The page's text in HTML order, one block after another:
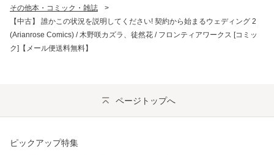
その他本・コミック・雑誌
>
【中古】 誰かこの状況を説明してください! 契約から始まるウェディング 2
(Arianrose Comics) / 木野咲カズラ、徒然花 / フロンティアワークス [コミッ
ク]【メール便送料無料】
ページトップへ
ピックアップ特集